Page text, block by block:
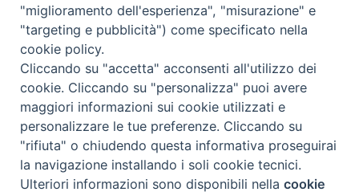
Torino, Sermig, 17 aprile 2018
FONDAZIONE POLO TEOLOGICO
"miglioramento dell'esperienza", "misurazione" e
"targeting e pubblicità") come specificato nella
cookie policy.
Cliccando su "accetta" acconsenti all'utilizzo dei
cookie. Cliccando su "personalizza" puoi avere
maggiori informazioni sui cookie utilizzati e
personalizzare le tue preferenze. Cliccando su
"rifiuta" o chiudendo questa informativa proseguirai
la navigazione installando i soli cookie tecnici.
Ulteriori informazioni sono disponibili nellacookie